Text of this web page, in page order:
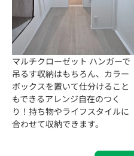
マルチクローゼット ハンガーで
吊るす収納はもちろん、カラー
ボックスを置いて仕分けること
もできるアレンジ自在のつく
り！持ち物やライフスタイルに
合わせて収納できます。